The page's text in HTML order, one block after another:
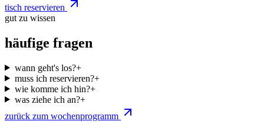
tisch reservieren
gut zu wissen
häufige fragen
wann geht's los?+
muss ich reservieren?+
wie komme ich hin?+
was ziehe ich an?+
zurück zum wochenprogramm